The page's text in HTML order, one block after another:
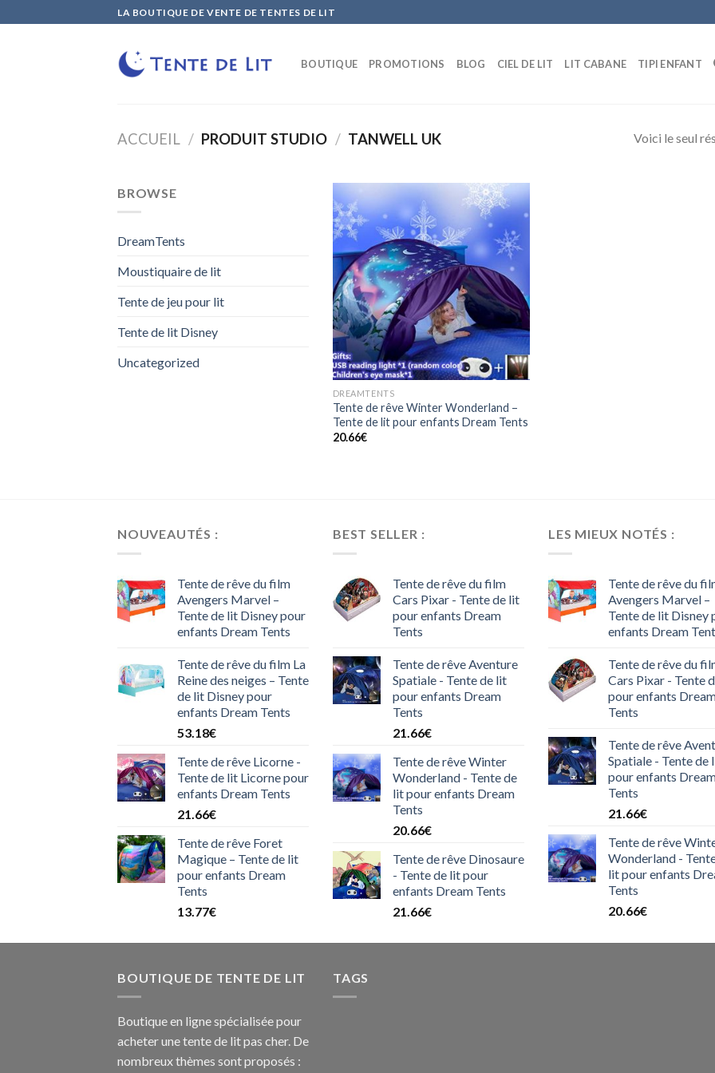
to
LA BOUTIQUE DE VENTE DE TENTES DE LIT
BOUTIQUE PROMOTIONS BLOG CIEL DE LIT LIT CABANE TIPI ENFANT
ACCUEIL / PRODUIT STUDIO / TANWELL UK Voici le seul
BROWSE
DreamTents
Moustiquaire de lit
Tente de jeu pour lit
Tente de lit Disney
Uncategorized
DREAMTENTS
Tente de rêve Winter Wonderland –
Tente de lit pour enfants Dream Tents
20.66€
NOUVEAUTÉS :
Tente de rêve du film
Avengers Marvel –
Tente de lit Disney pour
enfants Dream Tents
Tente de rêve du film La
Reine des neiges – Tente
de lit Disney pour
enfants Dream Tents
53.18€
Tente de rêve Licorne -
Tente de lit Licorne pour
enfants Dream Tents
21.66€
Tente de rêve Foret
Magique – Tente de lit
pour enfants Dream
Tents
13.77€
BEST SELLER :
Tente de rêve du film
Cars Pixar - Tente de lit
pour enfants Dream
Tents
Tente de rêve Aventure
Spatiale - Tente de lit
pour enfants Dream
Tents
21.66€
Tente de rêve Winter
Wonderland - Tente de
lit pour enfants Dream
Tents
20.66€
Tente de rêve Dinosaure
- Tente de lit pour
enfants Dream Tents
21.66€
LES MIEUX NOTÉS :
Tente de rêve du
Avengers Marvel –
Tente de lit Disney
enfants Dream
Tente de rêve du
Cars Pixar - Tente
pour enfants
Tents
Tente de rêve
Spatiale - Tente de
pour enfants
Tents
21.66€
Tente de rêve
Wonderland -
lit pour enfants
Tents
20.66€
BOUTIQUE DE TENTE DE LIT
Boutique en ligne spécialisée pour
acheter une tente de lit pas cher. De
nombreux thèmes sont proposés :
TAGS